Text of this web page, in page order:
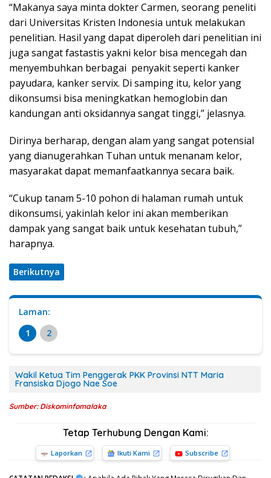
“Makanya saya minta dokter Carmen, seorang peneliti
dari Universitas Kristen Indonesia untuk melakukan
penelitian. Hasil yang dapat diperoleh dari penelitian ini
juga sangat fastastis yakni kelor bisa mencegah dan
menyembuhkan berbagai penyakit seperti kanker
payudara, kanker servix. Di samping itu, kelor yang
dikonsumsi bisa meningkatkan hemoglobin dan
kandungan anti oksidannya sangat tinggi,” jelasnya.
Dirinya berharap, dengan alam yang sangat potensial
yang dianugerahkan Tuhan untuk menanam kelor,
masyarakat dapat memanfaatkannya secara baik.
“Cukup tanam 5-10 pohon di halaman rumah untuk
dikonsumsi, yakinlah kelor ini akan memberikan
dampak yang sangat baik untuk kesehatan tubuh,”
harapnya.
Berikutnya
Laman:
1
2
Wakil Ketua Tim Penggerak PKK Provinsi NTT Maria
Fransiska Djogo Nae Soe
Sumber: Diskominfomalaka
Tetap Terhubung Dengan Kami:
Laporkan Ikuti Kami Subscribe